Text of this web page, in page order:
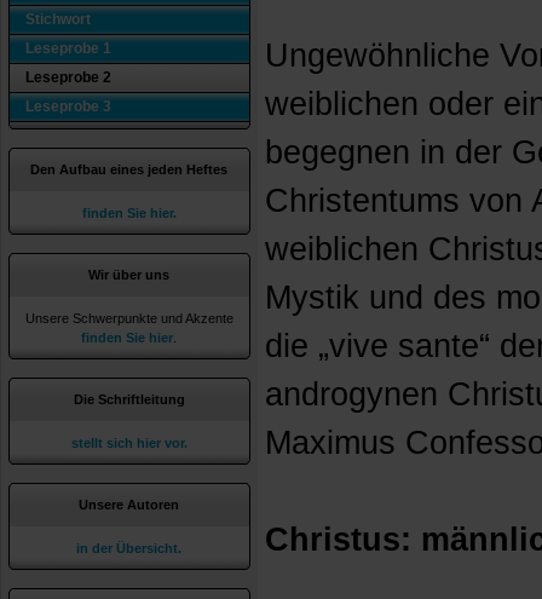
Stichwort
Leseprobe 1
Leseprobe 2
Leseprobe 3
Den Aufbau eines jeden Heftes
finden Sie hier.
Wir über uns
Unsere Schwerpunkte und Akzente
finden Sie hier
Die Schriftleitung
stellt sich hier vor.
Unsere Autoren
in der Übersicht.
Ungewöhnliche
weiblichen oder
begegnen in der
Christentums von
weiblichen
Mystik und des
die „vive sante“
androgynen
Maximus
Christus: